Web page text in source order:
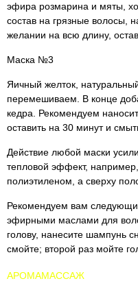
эфира розмарина и мяты,
состав на грязные волосы,
желании на всю длину,
Маска №3
Яичный желток,
перемешиваем. В конце
кедра. Рекомендуем
оставить на 30 минут и
Действие любой маски
тепловой эффект,
полиэтиленом, а сверху
Рекомендуем вам
эфирными маслами для
голову, нанесите шампунь
смойте; второй раз мойте
АРОМАМАССАЖ